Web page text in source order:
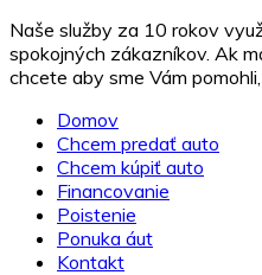
Naše služby za 10 rokov
spokojných zákazníkov. Ak
chcete aby sme Vám
Domov
Chcem predať auto
Chcem kúpiť auto
Financovanie
Poistenie
Ponuka áut
Kontakt